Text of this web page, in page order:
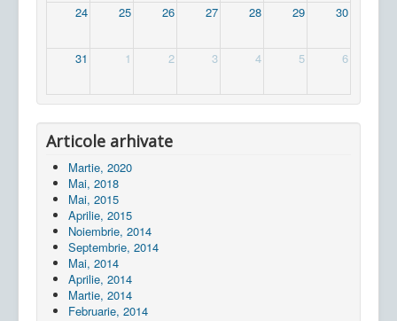
24 25 26 27 28 29 30
31 1 2 3 4 5 6
Articole arhivate
Martie, 2020
Mai, 2018
Mai, 2015
Aprilie, 2015
Noiembrie, 2014
Septembrie, 2014
Mai, 2014
Aprilie, 2014
Martie, 2014
Februarie, 2014